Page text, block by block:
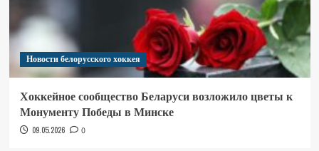
Новости белорусского хоккея
Хоккейное сообщество Беларуси возложило цветы к
Монументу Победы в Минске
09.05.2026 0